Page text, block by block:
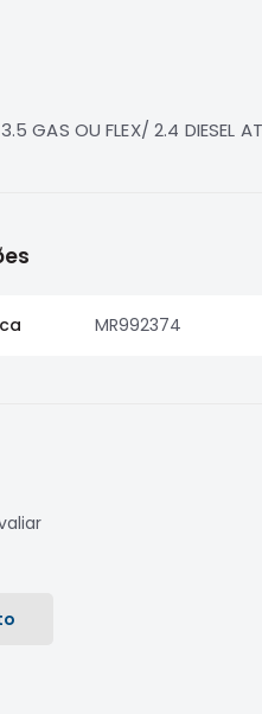
GAS OU FLEX/ 2.4
MR992374